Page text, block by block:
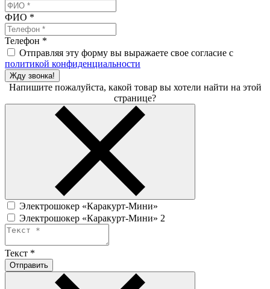
ФИО *
Телефон *
Отправляя эту форму вы выражаете свое согласие с
политикой конфиденциальности
Жду звонка!
Напишите пожалуйста, какой товар вы хотели найти на этой
странице?
Электрошокер «Каракурт-Мини»
Электрошокер «Каракурт-Мини» 2
Текст *
Отправить